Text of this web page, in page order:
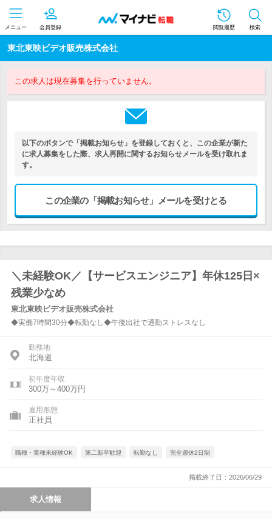
メニュー 会員登録 閲覧履歴 検索
東北東映ビデオ販売株式会社
この求人は現在募集を行っていません。
以下のボタンで「掲載お知らせ」を登録しておくと、この企業が新た
に求人募集をした際、求人再開に関するお知らせメールを受け取れま
す。
この企業の「掲載お知らせ」メールを受けとる
＼未経験OK／【サービスエンジニア】年休125日×
残業少なめ
東北東映ビデオ販売株式会社
◆実働7時間30分◆転勤なし◆午後出社で通勤ストレスなし
勤務地
北海道
初年度年収
300万～400万円
雇用形態
正社員
職種・業種未経験OK 第二新卒歓迎 転勤なし 完全週休2日制
掲載終了日：2026/06/29
求人情報